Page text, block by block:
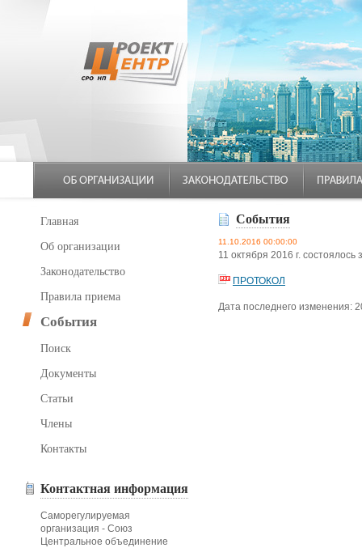
Главная
Об организации
Законодательство
Правила приема
События
Поиск
Документы
Статьи
Члены
Контакты
Контактная информация
Саморегулируемая
организация - Союз
Центральное объединение
События
11.10.2016 00:00:00
11 октября 2016 г.
ПРОТОКОЛ
Дата последнего изменения: